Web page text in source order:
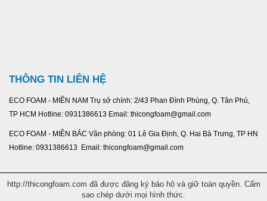
THÔNG TIN LIÊN HỆ
ECO FOAM - MIỀN NAM Trụ sở chính: 2/43 Phan Đình Phùng, Q. Tân Phú,
TP HCM Hotline: 0931386613 Email: thicongfoam@gmail.com
ECO FOAM - MIỀN BẮC Văn phòng: 01 Lê Gia Định, Q. Hai Bà Trưng, TP HN
Hotline: 0931386613 Email: thicongfoam@gmail.com
http://thicongfoam.com đã được đăng ký bảo hộ và giữ toàn quyền. Cấm
sao chép dưới mọi hình thức.